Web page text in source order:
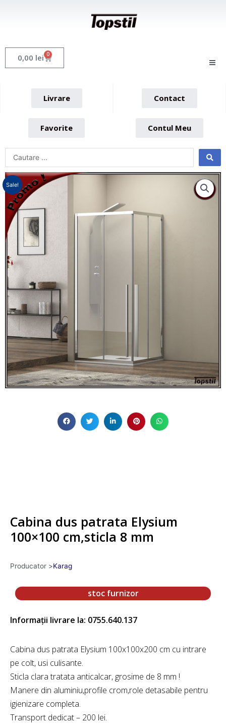
0,00 lei 0 Cart
Livrare Contact
Favorite Contul Meu
Sale!
Cabina dus patrata Elysium
100×100 cm,sticla 8 mm
Producator >Karag
stoc furnizor
Informații livrare la: 0755.640.137
Cabina dus patrata Elysium 100x100x200 cm cu intrare
pe colt, usi culisante.
Sticla clara tratata anticalcar, grosime de 8 mm !
Manere din aluminiu,profile crom,role detasabile pentru
igienizare completa.
Transport dedicat – 200 lei.